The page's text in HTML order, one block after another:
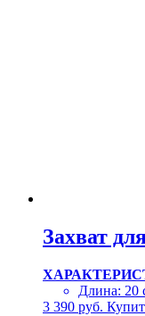
Захват
Длина: 20
3 390 руб.